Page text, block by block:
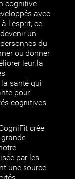
cognitive
avec
l'esprit, ce
un
du
ou donner
leur la
santé qui
pour
cognitives
crée
par les
une source